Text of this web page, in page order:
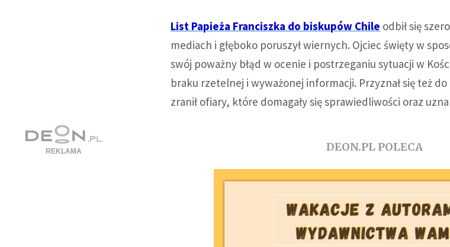
List Papieża Franciszka do biskupów Chile odbił się
mediach i głęboko poruszył wiernych. Ojciec święty w
swój poważny błąd w ocenie i postrzeganiu sytuacji w
braku rzetelnej i wyważonej informacji. Przyznał się też
zranił ofiary, które domagały się sprawiedliwości oraz
DEON.PL POLECA